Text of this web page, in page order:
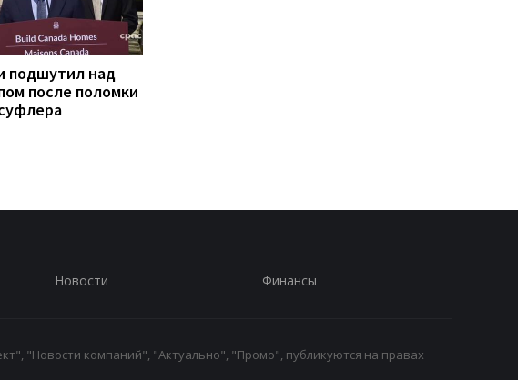
подшутил над
после поломки
Новости Финансы
"Новости компаний", "Актуально", "Промо", публикуются на правах